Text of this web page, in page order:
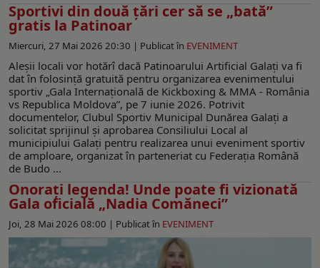
Sportivi din două țări cer să se „bată”
gratis la Patinoar
Miercuri, 27 Mai 2026 20:30 | Publicat în EVENIMENT
Aleșii locali vor hotărî dacă Patinoarului Artificial Galați va fi
dat în folosință gratuită pentru organizarea evenimentului
sportiv „Gala Internațională de Kickboxing & MMA - România
vs Republica Moldova”, pe 7 iunie 2026. Potrivit
documentelor, Clubul Sportiv Municipal Dunărea Galaţi a
solicitat sprijinul şi aprobarea Consiliului Local al
municipiului Galaţi pentru realizarea unui eveniment sportiv
de amploare, organizat în parteneriat cu Federaţia Română
de Budo ...
Onoraţi legenda! Unde poate fi vizionată
Gala oficială „Nadia Comăneci”
Joi, 28 Mai 2026 08:00 | Publicat în EVENIMENT